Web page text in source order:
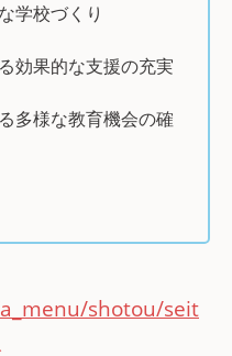
学校づくり
効果的な支援の充実
多様な教育機会の確
shotou/seit